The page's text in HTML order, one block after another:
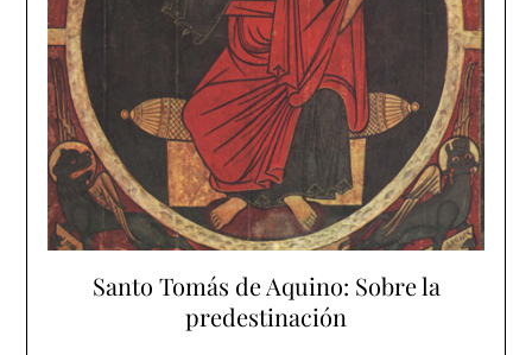
Santo Tomás de Aquino: Sobre la
predestinación